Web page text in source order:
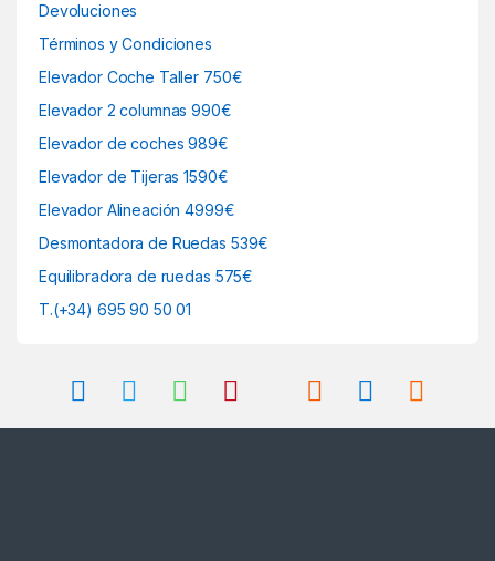
Devoluciones
Términos y Condiciones
Elevador Coche Taller 750€
Elevador 2 columnas 990€
Elevador de coches 989€
Elevador de Tijeras 1590€
Elevador Alineación 4999€
Desmontadora de Ruedas 539€
Equilibradora de ruedas 575€
T.(+34) 695 90 50 01